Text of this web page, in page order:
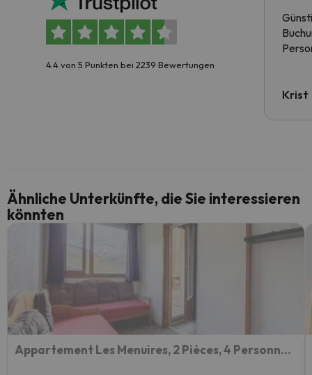
4.4 von 5 Punkten bei 2239 Bewertungen
Krist
Ähnliche Unterkünfte, die Sie interessieren
könnten
Appartement Les Menuires, 2 Pièces, 4 Personnes - Fr-1-344-1042